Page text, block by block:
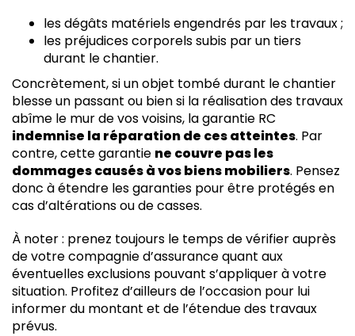
les dégâts matériels engendrés par les travaux ;
les préjudices corporels subis par un tiers
durant le chantier.
Concrètement, si un objet tombé durant le chantier
blesse un passant ou bien si la réalisation des travaux
abîme le mur de vos voisins, la garantie RC
indemnise la réparation de ces atteintes. Par
contre, cette garantie ne couvre pas les
dommages causés à vos biens mobiliers. Pensez
donc à étendre les garanties pour être protégés en
cas d’altérations ou de casses.
À noter : prenez toujours le temps de vérifier auprès
de votre compagnie d’assurance quant aux
éventuelles exclusions pouvant s’appliquer à votre
situation. Profitez d’ailleurs de l’occasion pour lui
informer du montant et de l’étendue des travaux
prévus.